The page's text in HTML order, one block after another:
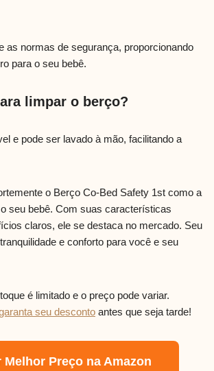
as normas de segurança, proporcionando
para o seu bebê.
limpar o berço?
e pode ser lavado à mão, facilitando a
o Berço Co-Bed Safety 1st como a
seu bebê. Com suas características
claros, ele se destaca no mercado. Seu
e conforto para você e seu
é limitado e o preço pode variar.
seu desconto antes que seja tarde!
Melhor Preço na Amazon